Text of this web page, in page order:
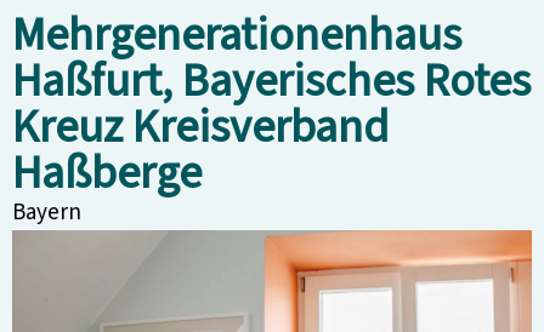
Mehrgenerationenhaus
Haßfurt, Bayerisches Rotes
Kreuz Kreisverband
Haßberge
Bayern